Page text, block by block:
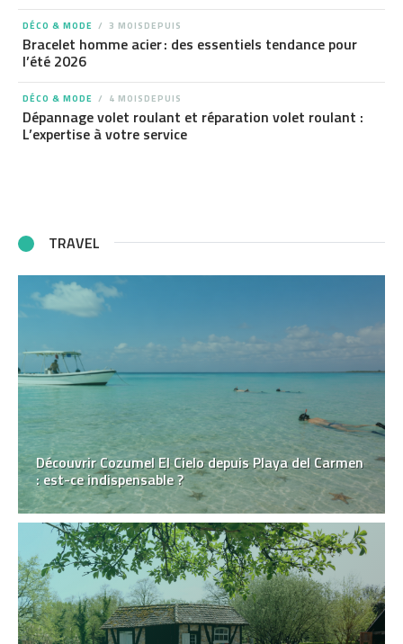
DÉCO & MODE 3 MOISDEPUIS
Bracelet homme acier : des essentiels tendance pour
l’été 2026
DÉCO & MODE 4 MOISDEPUIS
Dépannage volet roulant et réparation volet roulant :
L’expertise à votre service
TRAVEL
Découvrir Cozumel El Cielo depuis Playa del Carmen
: est-ce indispensable ?